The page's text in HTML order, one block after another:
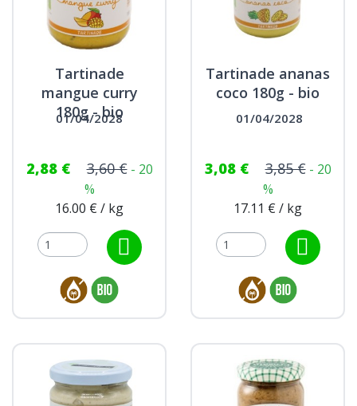
Tartinade
mangue curry
180g - bio
01/04/2028
2,88 € 3,60 € - 20
%
16.00 € / kg
Tartinade ananas
coco 180g - bio
01/04/2028
3,08 € 3,85 € - 20
%
17.11 € / kg